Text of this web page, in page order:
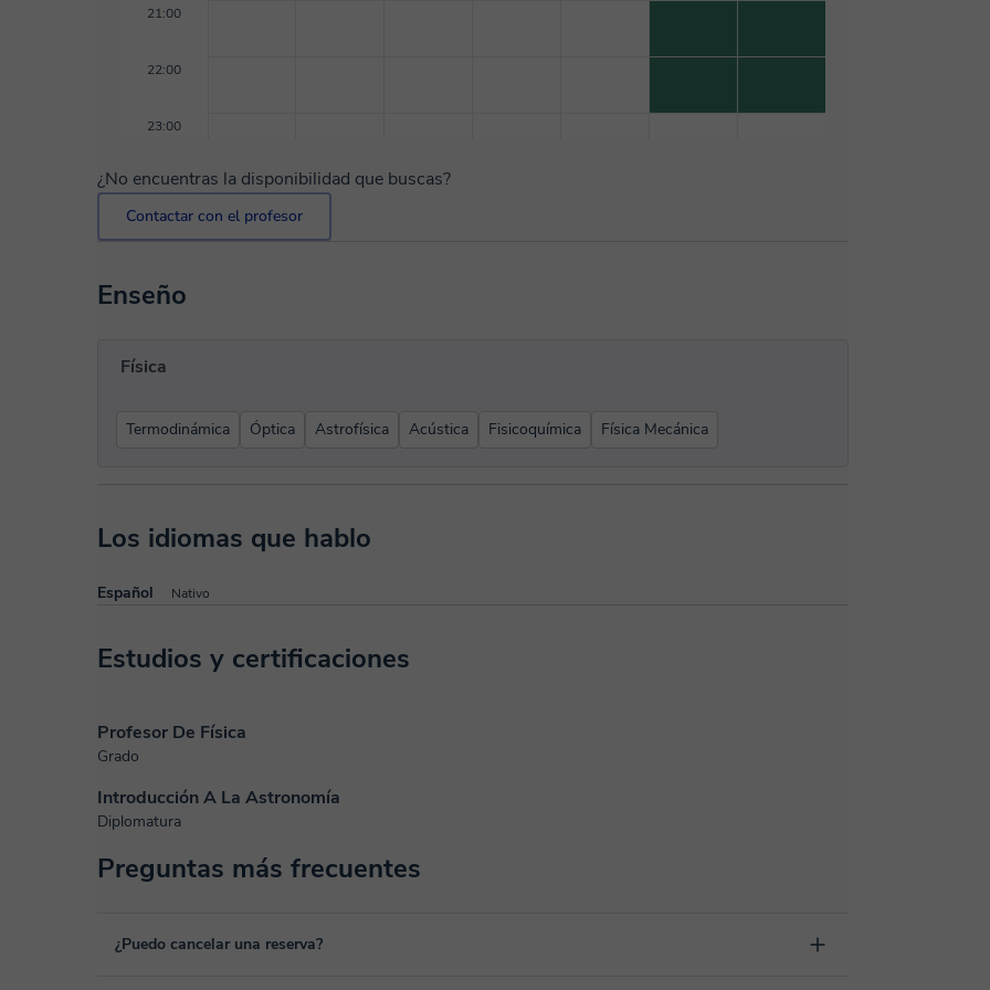
21:00
22:00
23:00
¿No encuentras la disponibilidad que buscas?
Contactar con el profesor
Enseño
Física
Termodinámica Óptica Astrofísica Acústica Fisicoquímica Física Mecánica
Los idiomas que hablo
Español Nativo
Estudios y certificaciones
Profesor De Física
Grado
Introducción A La Astronomía
Diplomatura
Preguntas más frecuentes
¿Puedo cancelar una reserva?